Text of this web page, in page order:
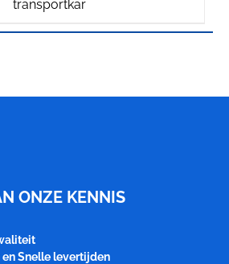
transportkar
ONZE KENNIS
Snelle levertijden